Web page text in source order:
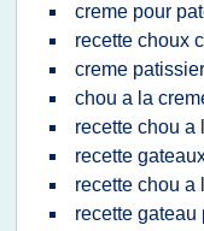
creme pour
recette choux
creme
chou a la
recette chou a
recette
recette chou a
recette gateau